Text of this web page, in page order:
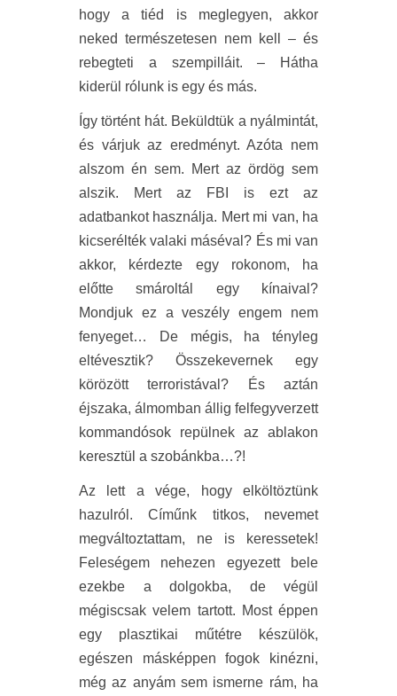
hogy a tiéd is meglegyen, akkor
neked természetesen nem kell – és
rebegteti a szempilláit. – Hátha
kiderül rólunk is egy és más.
Így történt hát. Beküldtük a nyálmintát,
és várjuk az eredményt. Azóta nem
alszom én sem. Mert az ördög sem
alszik. Mert az FBI is ezt az
adatbankot használja. Mert mi van, ha
kicserélték valaki máséval? És mi van
akkor, kérdezte egy rokonom, ha
előtte smároltál egy kínaival?
Mondjuk ez a veszély engem nem
fenyeget… De mégis, ha tényleg
eltévesztik? Összekevernek egy
körözött terroristával? És aztán
éjszaka, álmomban állig felfegyverzett
kommandósok repülnek az ablakon
keresztül a szobánkba…?!
Az lett a vége, hogy elköltöztünk
hazulról. Címűnk titkos, nevemet
megváltoztattam, ne is keressetek!
Feleségem nehezen egyezett bele
ezekbe a dolgokba, de végül
mégiscsak velem tartott. Most éppen
egy plasztikai műtétre készülök,
egészen másképpen fogok kinézni,
még az anyám sem ismerne rám, ha